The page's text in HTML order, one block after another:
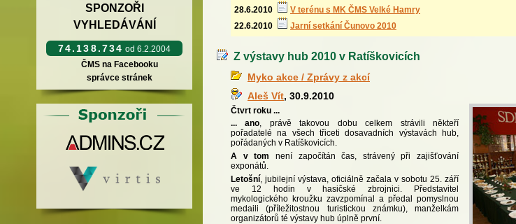
SPONZOŘI
VYHLEDÁVÁNÍ
74.138.734 od 6.2.2004
ČMS na Facebooku
správce stránek
28.6.2010
V terénu s MK ČMS Velké Hamry
22.6.2010
Jarní setkání Čunovo 2010
Z výstavy hub 2010 v Ratíškovicích
Myko akce / Zprávy z akcí
Aleš Vít, 30.9.2010
Čtvrt roku ...
... ano, právě takovou dobu celkem strávili někteří
pořadatelé na všech třiceti dosavadních výstavách hub,
pořádaných v Ratíškovicích.
A v tom není započítán čas, strávený při zajišťování
exponátů.
Letošní, jubilejní výstava, oficiálně začala v sobotu 25. září
ve 12 hodin v hasičské zbrojnici. Představitel
mykologického kroužku zavzpomínal a předal pomyslnou
medaili (příležitostnou turistickou známku), manželkám
organizátorů té výstavy hub úplně první.